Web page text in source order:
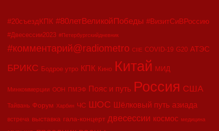
#20съездКПК #80летВеликойПобеды #ВизитСиВРоссию
#Двесессии2023 #Петербургскийдневник
#комментарий@radiometro CIIE COVID-19 G20 АТЭС
БРИКС Бодрое утро КПК Кино Китай МИД
Минкоммерции ООН ПМЭФ Пояс и путь Россия США
Тайвань Форум Харбин ЧС ШОС Шёлковый путь азиада
встреча выставка гала-концерт двесессии космос медицина